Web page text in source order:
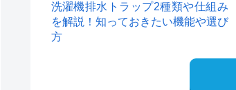
洗濯機排水トラップ2種類や仕組み
を解説！知っておきたい機能や選び
方